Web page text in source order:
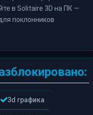
в Solitaire 3D на ПК —
поклонников
3d графика